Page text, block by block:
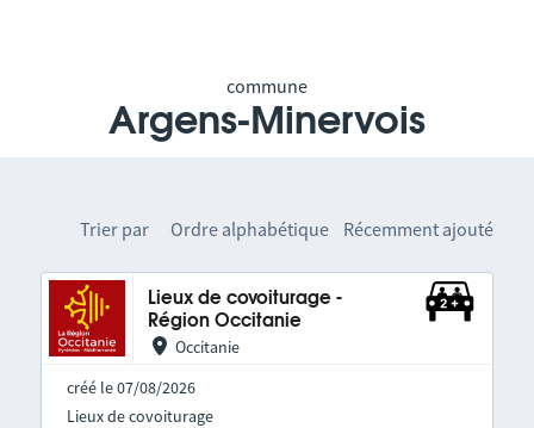
commune
Argens-Minervois
Trier par Ordre alphabétique Récemment ajouté
Lieux de covoiturage -
Région Occitanie
Occitanie
créé le 07/08/2026
Lieux de covoiturage